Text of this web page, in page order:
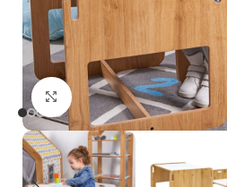
Clicca per ingrandire